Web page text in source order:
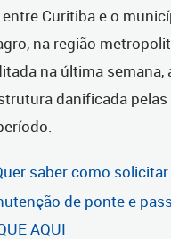
Curitiba e o
na região
na última semana,
danificada
saber como solicitar
de ponte e
AQUI